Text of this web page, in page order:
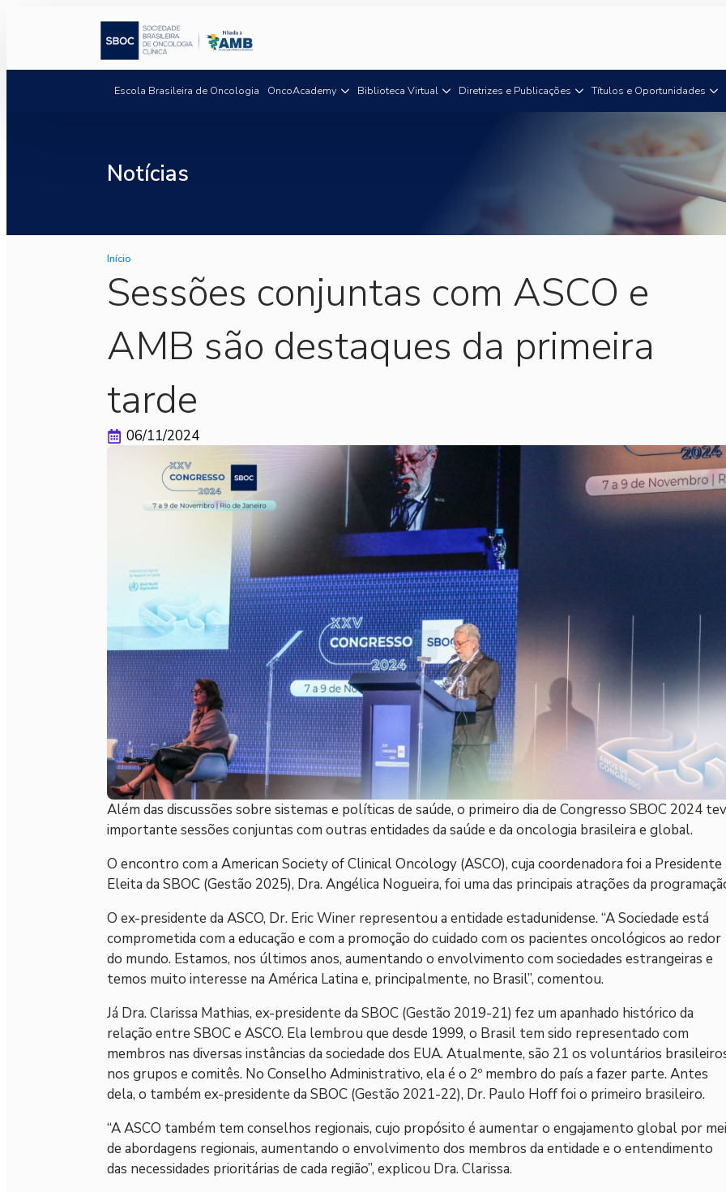
Escola Brasileira de Oncologia OncoAcademy Biblioteca Virtual Diretrizes e Publicações Títulos e Oportunidades
Notícias
Início
Sessões conjuntas com ASCO e
AMB são destaques da primeira
tarde
06/11/2024
Além das discussões sobre sistemas e políticas de saúde, o primeiro dia de Congresso SBOC 2024
importante sessões conjuntas com outras entidades da saúde e da oncologia brasileira e global.
O encontro com a American Society of Clinical Oncology (ASCO), cuja coordenadora foi a Presidente
Eleita da SBOC (Gestão 2025), Dra. Angélica Nogueira, foi uma das principais atrações da
O ex-presidente da ASCO, Dr. Eric Winer representou a entidade estadunidense. “A Sociedade está
comprometida com a educação e com a promoção do cuidado com os pacientes oncológicos ao redor
do mundo. Estamos, nos últimos anos, aumentando o envolvimento com sociedades estrangeiras e
temos muito interesse na América Latina e, principalmente, no Brasil”, comentou.
Já Dra. Clarissa Mathias, ex-presidente da SBOC (Gestão 2019-21) fez um apanhado histórico da
relação entre SBOC e ASCO. Ela lembrou que desde 1999, o Brasil tem sido representado com
membros nas diversas instâncias da sociedade dos EUA. Atualmente, são 21 os voluntários
nos grupos e comitês. No Conselho Administrativo, ela é o 2º membro do país a fazer parte. Antes
dela, o também ex-presidente da SBOC (Gestão 2021-22), Dr. Paulo Hoff foi o primeiro brasileiro.
“A ASCO também tem conselhos regionais, cujo propósito é aumentar o engajamento global por
de abordagens regionais, aumentando o envolvimento dos membros da entidade e o entendimento
das necessidades prioritárias de cada região”, explicou Dra. Clarissa.